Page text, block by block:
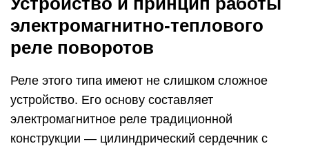
электромагнитно-теплового
реле поворотов
Реле этого типа имеют не слишком сложное
устройство. Его основу составляет
электромагнитное реле традиционной
конструкции — цилиндрический сердечник с